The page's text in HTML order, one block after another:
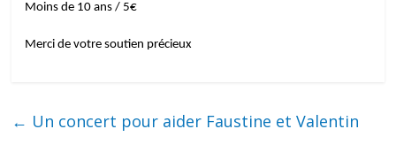
Moins de 10 ans / 5€
Merci de votre soutien précieux
← Un concert pour aider Faustine et Valentin